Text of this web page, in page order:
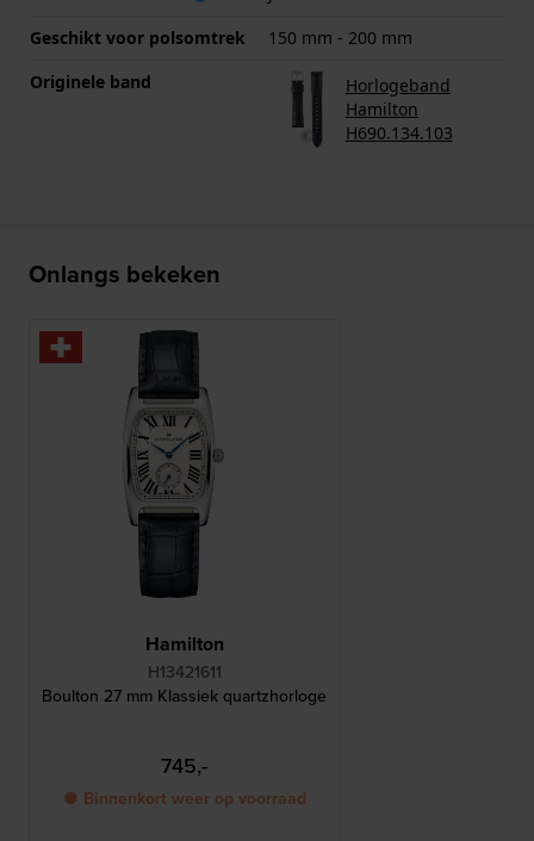
Geschikt voor polsomtrek
150 mm - 200 mm
Originele band
Horlogeband
Hamilton
H690.134.103
Onlangs bekeken
Hamilton
H13421611
Boulton 27 mm Klassiek quartzhorloge
745,-
● Binnenkort weer op voorraad